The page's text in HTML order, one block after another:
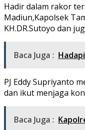
Hadir dalam rakor
Madiun,Kapolsek
KH.DR.Sutoyo dan
Baca Juga :
PJ Eddy Supriyanto
dan ikut menjaga
Baca Juga :